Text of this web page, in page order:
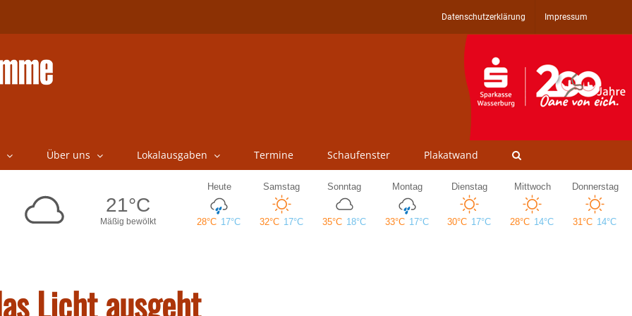
Datenschutzerklärung Impressum
Über uns Lokalausgaben Termine Schaufenster Plakatwand
Licht ausgeht